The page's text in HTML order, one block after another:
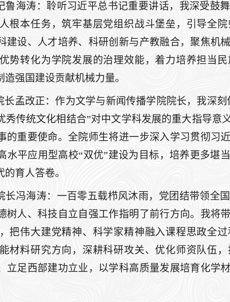
鲁海涛：聆听习近平总书记重要讲话，我深受鼓
根本任务，筑牢基层党组织战斗堡垒，引导全
建设、人才培养、科研创新与产教融合，聚焦机
势转化为学院发展的治理效能，着力培养担当
强国建设贡献机械力量。
长孟改正：作为文学与新闻传播学院院长，我深
秀传统文化相结合”对中文学科发展的重大指导意
的重要使命。全院师生将进一步深入学习贯彻习
水平应用型高校“双优”建设为目标，培养更多堪
育人答卷。
长冯海涛：一百零五载栉风沐雨，党团结带领全
树人、科技自立自强工作指明了前行方向。我将
把伟大建党精神、科学家精神融入课程思政全
材料研究方向，深耕科研攻关、优化师资队伍
立足西部建功立业，以学科高质量发展培育化学